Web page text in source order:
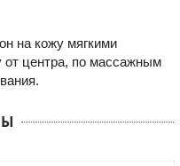
на кожу мягкими
от центра, по массажным